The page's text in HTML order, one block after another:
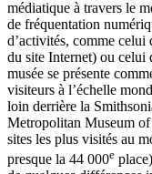
médiatique à travers le
de fréquentation
d’activités, comme
du site Internet) ou
musée se présente
visiteurs à l’échelle
loin derrière la
Metropolitan Museum of
sites les plus visités au
presque la 44 000e